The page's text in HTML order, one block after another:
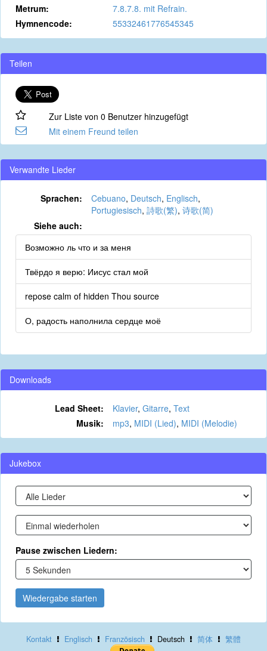
Metrum:
7.8.7.8. mit Refrain.
Hymnencode:
55332461776545345
Teilen
Zur Liste von 0 Benutzer hinzugefügt
Mit einem Freund teilen
Verwandte Lieder
Sprachen: Cebuano, Deutsch, Englisch,
Portugiesisch, 詩歌(繁), 诗歌(简)
Siehe auch:
Возможно ль что и за меня
Твёрдо я верю: Иисус стал мой
repose calm of hidden Thou source
О, радость наполнила сердце моё
Downloads
Lead Sheet: Klavier, Gitarre, Text
Musik:
mp3, MIDI (Lied), MIDI (Melodie)
Jukebox
Pause zwischen Liedern:
Wiedergabe starten
Kontakt Englisch Französisch Deutsch 简体 繁體